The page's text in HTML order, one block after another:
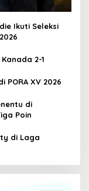
Ikuti Seleksi
2-1
PORA XV 2026
di
Poin
di Laga